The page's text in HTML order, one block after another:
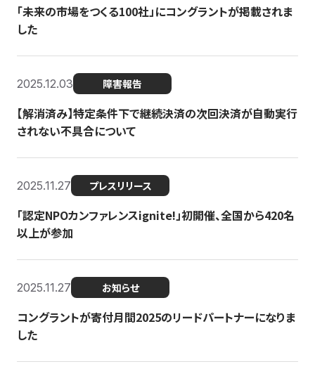
「未来の市場をつくる100社」にコングラントが掲載されま
した
2025.12.03 障害報告
【解消済み】特定条件下で継続決済の次回決済が自動実行
されない不具合について
2025.11.27 プレスリリース
「認定NPOカンファレンスignite!」初開催、全国から420名
以上が参加
2025.11.27 お知らせ
コングラントが寄付月間2025のリードパートナーになりま
した